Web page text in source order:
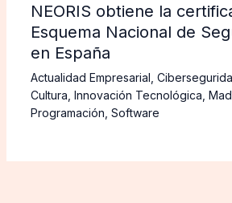
NEORIS obtiene la
Esquema Nacional de
en España
Actualidad Empresarial
Cultura Innovación Tecnológica
Programación Software